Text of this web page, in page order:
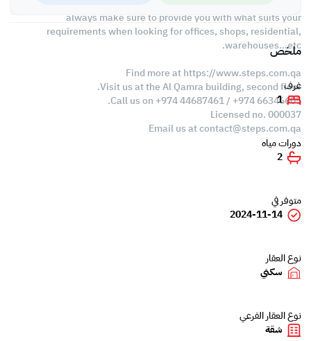
always make sure to provide you with what suits your
requirements when looking for offices, shops, residential,
warehouses…etc.
Find more at https://www.steps.com.qa
Visit us at the Al Qamra building, second floor.
Call us on +974 44687461 / +974 66346605.
Licensed no. 000037
Email us atcontact@steps.com.qa
ملخص
غرف
1
دورات مياه
2
متوفر في
2024-11-14
نوع العقار
سكني
نوع العقار الفرعي
شقة